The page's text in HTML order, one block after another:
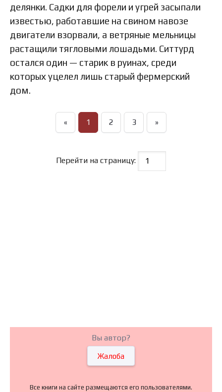
делянки. Садки для форели и угрей засыпали
известью, работавшие на свином навозе
двигатели взорвали, а ветряные мельницы
растащили тягловыми лошадьми. Ситтурд
остался один — старик в руинах, среди
которых уцелел лишь старый фермерский
дом.
« 1 2 3 »
Перейти на страницу:
Вы автор?
Жалоба
Все книги на сайте размещаются его пользователями.